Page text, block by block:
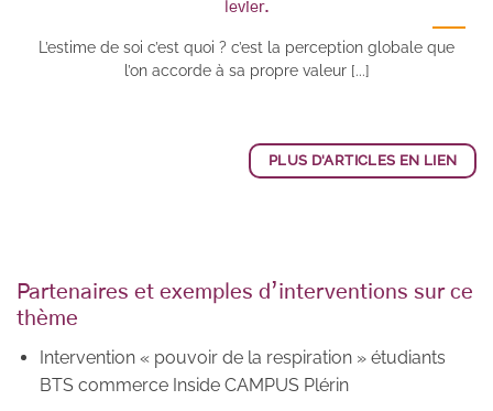
levier.
L’estime de soi c’est quoi ? c’est la perception globale que
l’on accorde à sa propre valeur [...]
PLUS D'ARTICLES EN LIEN
Partenaires et exemples d’interventions sur ce
thème
Intervention « pouvoir de la respiration » étudiants
BTS commerce Inside CAMPUS Plérin